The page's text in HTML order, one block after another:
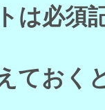
は必須
ておく